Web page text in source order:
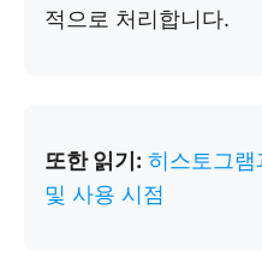
적으로 처리합니다.
또한 읽기: 히스토그램
및 사용 시점